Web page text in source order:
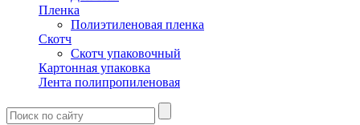
Пленка
Полиэтиленовая пленка
Скотч
Скотч упаковочный
Картонная упаковка
Лента полипропиленовая